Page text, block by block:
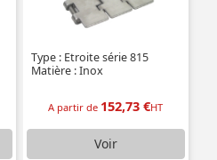
Type : Etroite série 815
Matière : Inox
A partir de 152,73 €HT
Voir